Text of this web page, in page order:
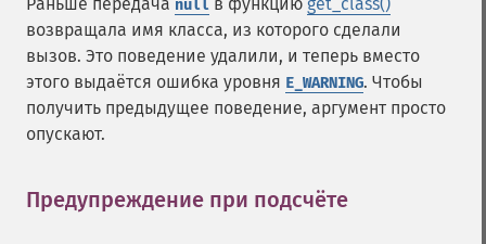
null
возвращала имя класса, из которого сделали
вызов. Это поведение удалили, и теперь вместо
этого выдаётся ошибка уровня E_WARNING. Чтобы
получить предыдущее поведение, аргумент просто
опускают.
Предупреждение при подсчёте